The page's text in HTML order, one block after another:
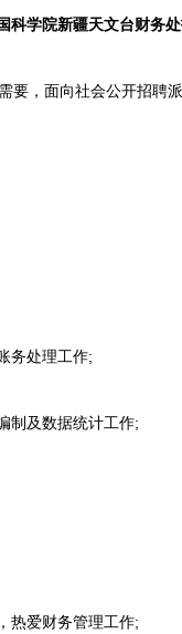
科学院新疆天文台财务处
，面向社会公开招聘派
务处理工作;
及数据统计工作;
爱财务管理工作;